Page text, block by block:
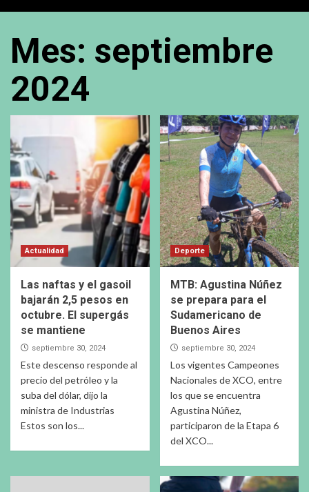
Mes: septiembre
2024
Actualidad
Las naftas y el gasoil
bajarán 2,5 pesos en
octubre. El supergás
se mantiene
septiembre 30, 2024
Este descenso responde al
precio del petróleo y la
suba del dólar, dijo la
ministra de Industrias
Estos son los...
Deporte
MTB: Agustina Núñez
se prepara para el
Sudamericano de
Buenos Aires
septiembre 30, 2024
Los vigentes Campeones
Nacionales de XCO, entre
los que se encuentra
Agustina Núñez,
participaron de la Etapa 6
del XCO...